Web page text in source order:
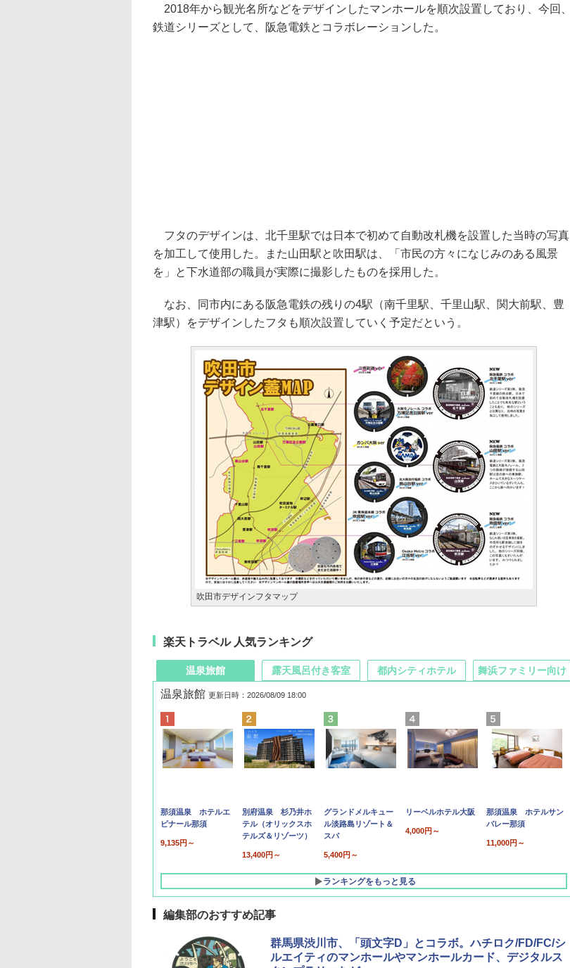
2018年から観光名所などをデザインしたマンホールを順次設置しており、今回、
鉄道シリーズとして、阪急電鉄とコラボレーションした。
フタのデザインは、北千里駅では日本で初めて自動改札機を設置した当時の写真
を加工して使用した。また山田駅と吹田駅は、「市民の方々になじみのある風景
を」と下水道部の職員が実際に撮影したものを採用した。
なお、同市内にある阪急電鉄の残りの4駅（南千里駅、千里山駅、関大前駅、豊
津駅）をデザインしたフタも順次設置していく予定だという。
吹田市デザインフタマップ
楽天トラベル 人気ランキング
温泉旅館
温泉旅館 更新日時：2026/08/09 18:00
那須温泉 ホテルエ
ピナール那須
9,135円～
別府温泉 杉乃井ホ
テル（オリックスホ
テルズ＆リゾーツ）
13,400円～
グランドメルキュー
ル淡路島リゾート＆
スパ
5,400円～
リーベルホテル大阪
4,000円～
那須温泉 ホテルサン
バレー那須
11,000円～
ランキングをもっと見る
露天風呂付き客室 都内シティホテル 舞浜ファミリー向け
編集部のおすすめ記事
群馬県渋川市、「頭文字D」とコラボ。ハチロク/FD/FC/シ
ルエイティのマンホールやマンホールカード、デジタルス